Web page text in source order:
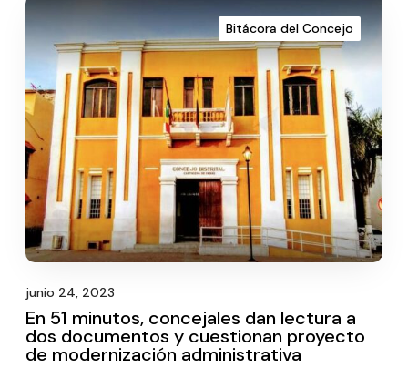
Bitácora del Concejo
junio 24, 2023
En 51 minutos, concejales dan lectura a
dos documentos y cuestionan proyecto
de modernización administrativa